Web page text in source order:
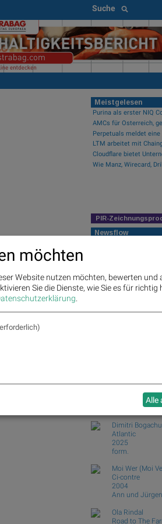
Suche
Österreichische
Meistgelesen
AMCs für Österreich,
PIR-
Newsflow
Wie Callaway Golf,
Wie Boeing,
Wie Deutsche
Wiener Börse: ATX
Wiener Börse
Dimitri
Atlantic
2025
form.
Moi Wer (Moi
Ci-contre
2004
Ann und
Ola Rindal
Road to The
möchten
Website nutzen möchten, bewerten und
Sie die Dienste, wie Sie es für richtig
.
Alle